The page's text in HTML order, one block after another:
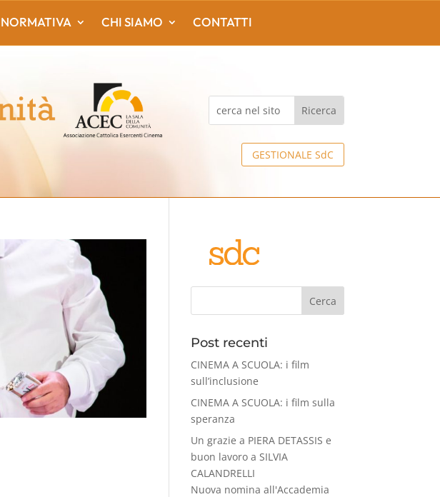
GESTIONALE SdC
NORMATIVA CHI SIAMO CONTATTI
Cerca
Post recenti
CINEMA A SCUOLA: i film
sull’inclusione
CINEMA A SCUOLA: i film sulla
speranza
Un grazie a PIERA DETASSIS e
buon lavoro a SILVIA
CALANDRELLI
Nuova nomina all'Accademia